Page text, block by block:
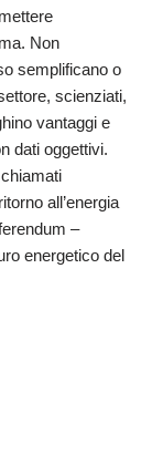
Non
semplificano o
scienziati,
vantaggi e
dati oggettivi.
all’energia
–
energetico del